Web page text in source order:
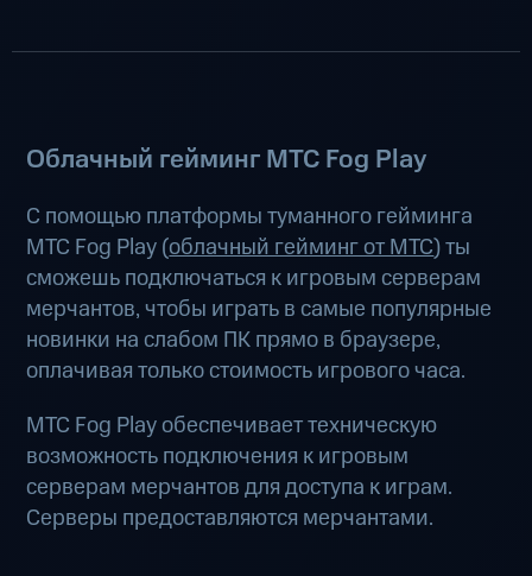
Облачный гейминг МТС Fog Play
С помощью платформы туманного гейминга
МТС Fog Play (облачный гейминг от МТС) ты
сможешь подключаться к игровым серверам
мерчантов, чтобы играть в самые популярные
новинки на слабом ПК прямо в браузере,
оплачивая только стоимость игрового часа.
МТС Fog Play обеспечивает техническую
возможность подключения к игровым
серверам мерчантов для доступа к играм.
Серверы предоставляются мерчантами.